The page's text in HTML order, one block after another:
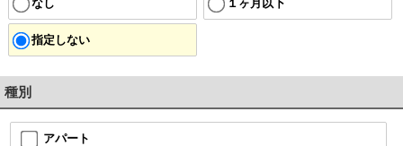
なし １ヶ月以下
指定しない
種別
アパート